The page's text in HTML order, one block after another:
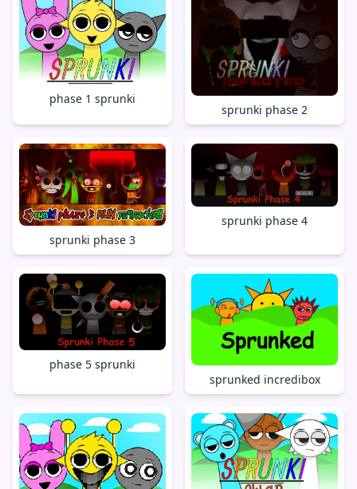
phase 1 sprunki
sprunki phase 2
sprunki phase 3
sprunki phase 4
phase 5 sprunki
sprunked incredibox